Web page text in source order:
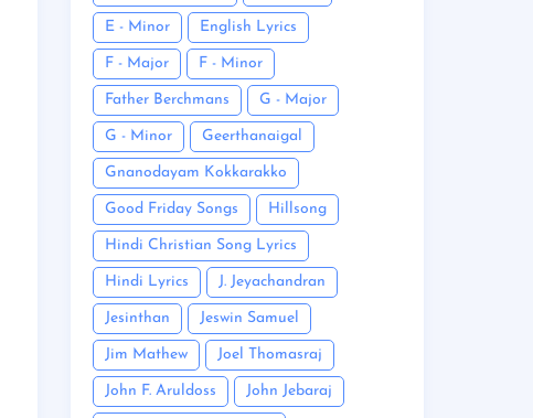
E - Minor English Lyrics
F - Major F - Minor
Father Berchmans G - Major
G - Minor Geerthanaigal
Gnanodayam Kokkarakko
Good Friday Songs Hillsong
Hindi Christian Song Lyrics
Hindi Lyrics J. Jeyachandran
Jesinthan Jeswin Samuel
Jim Mathew Joel Thomasraj
John F. Aruldoss John Jebaraj